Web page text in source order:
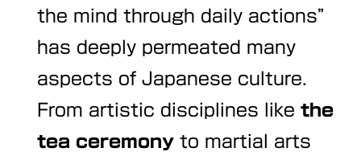
the mind through daily actions”
has deeply permeated many
aspects of Japanese culture.
From artistic disciplines likethe
tea ceremony to martial arts